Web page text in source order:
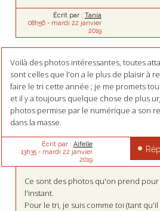
Écrit par : Tania
08h56- mardi 22 janvier
2019
Voilà des photos intéressantes, toutes
sont celles que l'on a le plus de plaisir à
faire le tri cette année ; je me promets
et il y a toujours quelque chose de plus
photos permise par le numérique a son
dans la masse.
Écrit par : Aifelle
13h35- mardi 22 janvier
2019
Ce sont des photos qu'on prend
l'instant.
Pour le tri, je suis comme toi (tant